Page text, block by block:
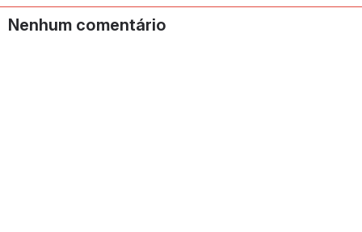
Nenhum comentário